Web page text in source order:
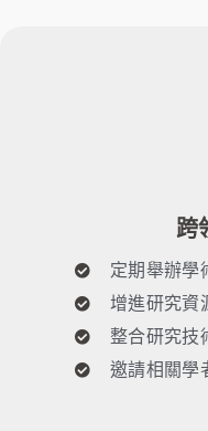
跨
定期舉辦學
增進研究資
整合研究技
邀請相關學